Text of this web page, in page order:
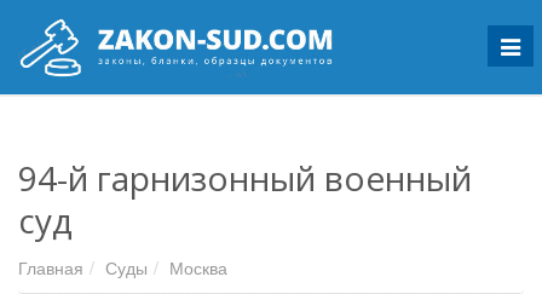
94-й гарнизонный военный
суд
Главная Суды Москва